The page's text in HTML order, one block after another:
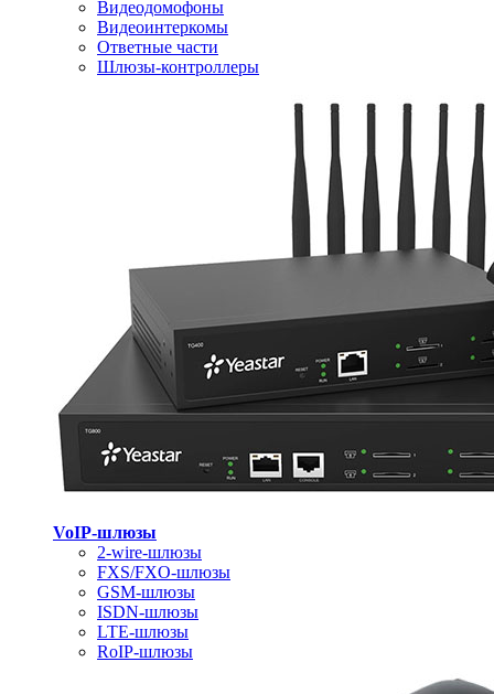
Видеодомофоны
Видеоинтеркомы
Ответные части
Шлюзы-контроллеры
VoIP-шлюзы
2-wire-шлюзы
FXS/FXO-шлюзы
GSM-шлюзы
ISDN-шлюзы
LTE-шлюзы
RoIP-шлюзы